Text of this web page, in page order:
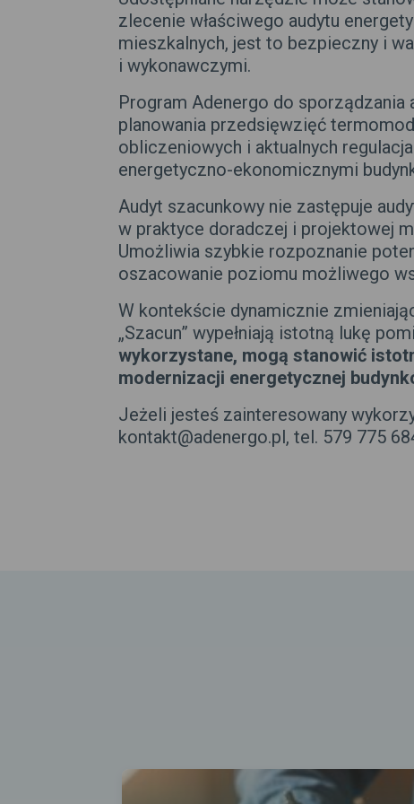
zlecenie właściwego audytu
mieszkalnych, jest to bezpieczny i
i wykonawczymi.
Program Adenergo do
planowania przedsięwzięć
obliczeniowych i aktualnych
energetyczno-ekonomicznymi
Audyt szacunkowy nie zastępuje
w praktyce doradczej i projektowej
Umożliwia szybkie rozpoznanie
oszacowanie poziomu możliwego
W kontekście dynamicznie
„Szacun” wypełniają istotną lukę
wykorzystane, mogą stanowić
modernizacji energetycznej
Jeżeli jesteś zainteresowany
kontakt@adenergo.pl, tel. 579 775